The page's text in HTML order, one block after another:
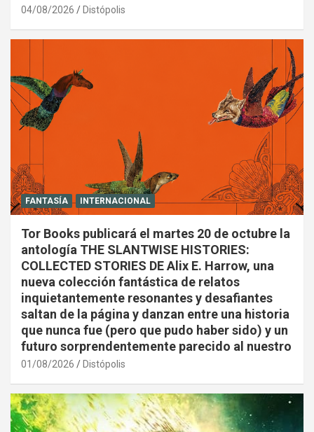
04/08/2026 Distópolis
FANTASÍA INTERNACIONAL
Tor Books publicará el martes 20 de octubre la
antología THE SLANTWISE HISTORIES:
COLLECTED STORIES DE Alix E. Harrow, una
nueva colección fantástica de relatos
inquietantemente resonantes y desafiantes
saltan de la página y danzan entre una historia
que nunca fue (pero que pudo haber sido) y un
futuro sorprendentemente parecido al nuestro
01/08/2026 Distópolis